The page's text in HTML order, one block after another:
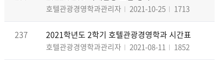
호텔관광경영학과관리자 2021-10-25 1713
237 2021학년도 2학기 호텔관광경영학과 시간표
호텔관광경영학과관리자 2021-08-11 1852